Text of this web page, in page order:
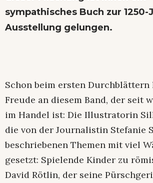
sympathisches Buch zur 1250-
Ausstellung gelungen.
Schon beim ersten Durchblättern
Freude an diesem Band, der seit
im Handel ist: Die Illustratorin
die von der Journalistin Stefanie
beschriebenen Themen mit viel
gesetzt: Spielende Kinder zu
David Rötlin, der seine